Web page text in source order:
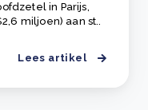
in Parijs,
miljoen) aan st..
Lees artikel